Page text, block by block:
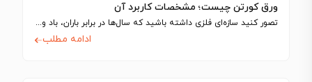
ورق کورتن چیست؛ مشخصات کاربرد آن
تصور کنید سازه‌ای فلزی داشته باشید که سال‌ها در برابر باران، باد و نور…
ادامه مطلب